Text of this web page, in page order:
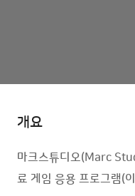
개요
마크스튜디오(Marc
료 게임 응용 프로그램(